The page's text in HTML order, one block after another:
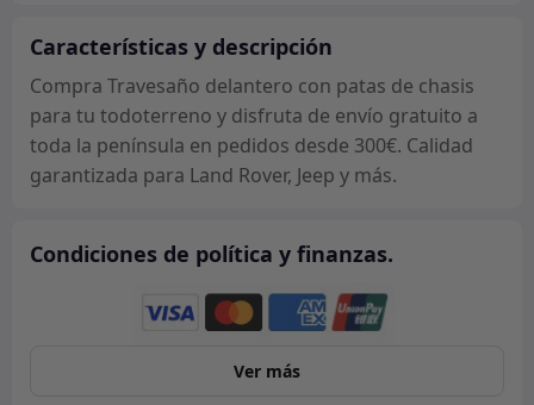
Características y descripción
Compra Travesaño delantero con patas de chasis
para tu todoterreno y disfruta de envío gratuito a
toda la península en pedidos desde 300€. Calidad
garantizada para Land Rover, Jeep y más.
Condiciones de política y finanzas.
Ver más